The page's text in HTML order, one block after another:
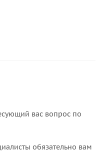
вас вопрос по
обязательно вам